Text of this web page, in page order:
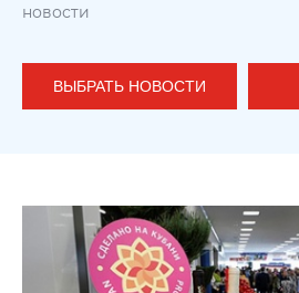
новости
ВЫБРАТЬ НОВОСТИ